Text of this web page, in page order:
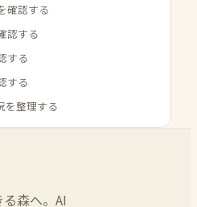
確認する
認する
する
する
を整理する
森へ。AI